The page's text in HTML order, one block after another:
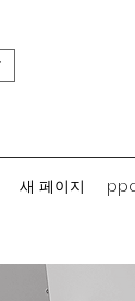
새 페이지